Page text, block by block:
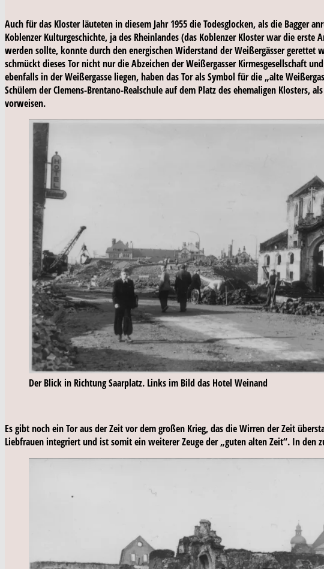
Auch für das Kloster läuteten in diesem Jahr 1955 die Todesglocken, als die Bagger
Koblenzer Kulturgeschichte, ja des Rheinlandes (das Koblenzer Kloster war die
werden sollte, konnte durch den energischen Widerstand der Weißergässer
schmückt dieses Tor nicht nur die Abzeichen der Weißergasser Kirmesgesellschaft
ebenfalls in der Weißergasse liegen, haben das Tor als Symbol für die „alte
Schülern der Clemens-Brentano-Realschule auf dem Platz des ehemaligen
vorweisen.
Der Blick in Richtung Saarplatz. Links im Bild das Hotel Weinand
Es gibt noch ein Tor aus der Zeit vor dem großen Krieg, das die Wirren der Zeit
Liebfrauen integriert und ist somit ein weiterer Zeuge der „guten alten Zeit“. In den